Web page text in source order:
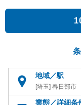
地域／駅
[埼玉] 春日部市
業態／詳細条